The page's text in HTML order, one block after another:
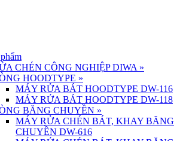
CHÉN CÔNG NGHIỆP DIWA »
HOODTYPE »
MÁY RỬA BÁT HOODTYPE DW-116
MÁY RỬA BÁT HOODTYPE DW-118
BĂNG CHUYỀN »
MÁY RỬA CHÉN BÁT, KHAY BĂNG
CHUYỀN DW-616